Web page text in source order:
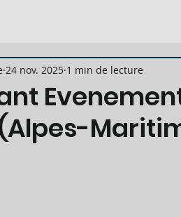
24 nov. 2025 1 min de lecture